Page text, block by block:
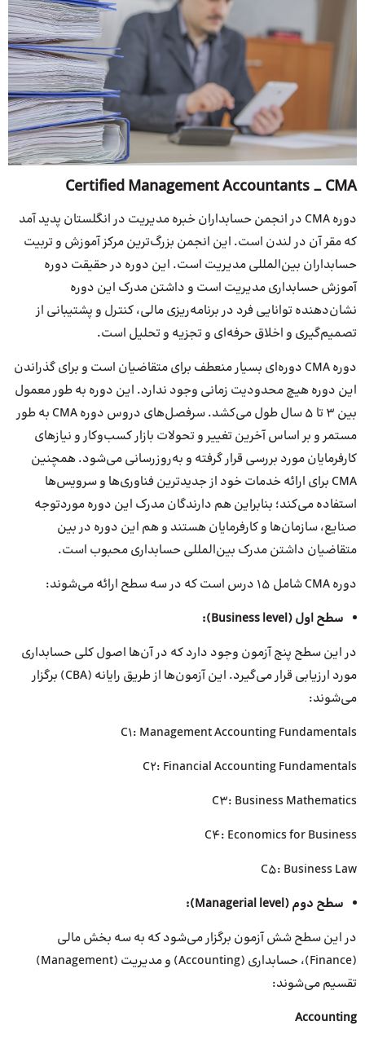
Certified Management Accountants _ CMA
دوره CMA در انجمن حسابداران خبره مدیریت در انگلستان پدید آمد
که مقر آن در لندن است. این انجمن بزرگ‌ترین مرکز آموزش و تربیت
حسابداران بین‌المللی مدیریت است. این دوره در حقیقت دوره
آموزش حسابداری مدیریت است و داشتن مدرک این دوره
نشان‌دهنده توانایی فرد در برنامه‌ریزی مالی، کنترل و پشتیبانی از
تصمیم‌گیری و اخلاق حرفه‌ای و تجزیه و تحلیل است.
دوره CMA دوره‌ای بسیار منعطف برای متقاضیان است و برای گذراندن
این دوره هیچ محدودیت زمانی وجود ندارد. این دوره به طور معمول
بین ۳ تا ۵ سال طول می‌کشد. سرفصل‌های دروس دوره CMA به طور
مستمر و بر اساس آخرین تغییر و تحولات بازار کسب‌وکار و نیازهای
کارفرمایان مورد بررسی قرار گرفته و به‌روزرسانی می‌شود. همچنین
CMA برای ارائه خدمات خود از جدیدترین فناوری‌ها و سرویس‌ها
استفاده می‌کند؛ بنابراین هم دارندگان مدرک این دوره موردتوجه
صنایع، سازمان‌ها و کارفرمایان هستند و هم این دوره در بین
متقاضیان داشتن مدرک بین‌المللی حسابداری محبوب است.
دوره CMA شامل ۱۵ درس است که در سه سطح ارائه می‌شوند:
سطح اول (Business level
):
در این سطح پنج آزمون وجود دارد که در آن‌ها اصول کلی حسابداری
مورد ارزیابی قرار می‌گیرد. این آزمون‌ها از طریق رایانه (CBA) برگزار
می‌شوند:
C1: Management Accounting Fundamentals
C2: Financial Accounting Fundamentals
C3: Business Mathematics
C4: Economics for Business
C5: Business Law
سطح دوم (Managerial level
):
در این سطح شش آزمون برگزار می‌شود که به سه بخش مالی
(Finance)، حسابداری (Accounting) و مدیریت (Management)
تقسیم می‌شوند:
Accounting